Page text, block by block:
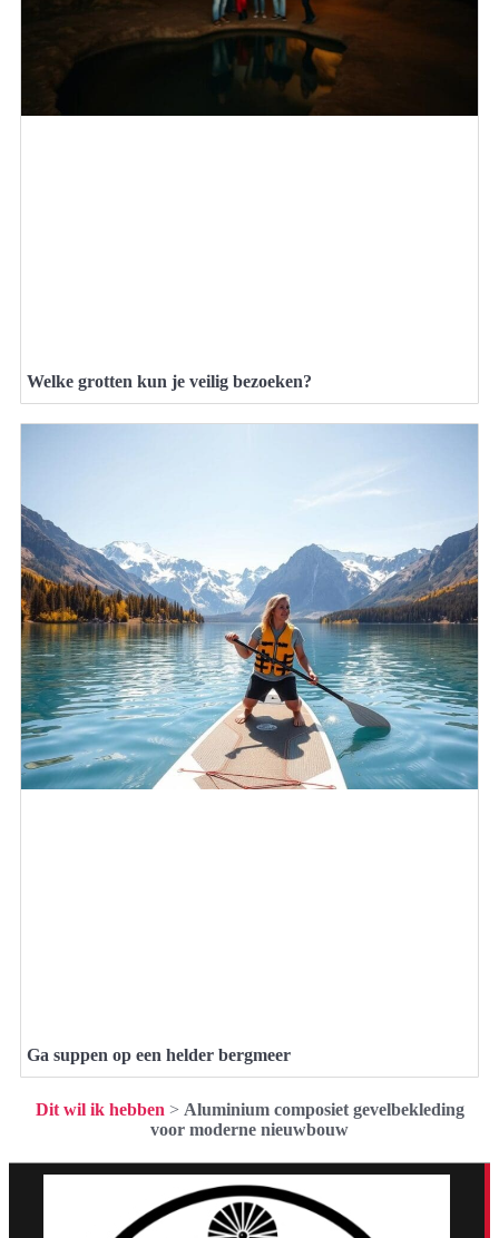
Welke grotten kun je veilig bezoeken?
Ga suppen op een helder bergmeer
Dit wil ik hebben > Aluminium composiet gevelbekleding
voor moderne nieuwbouw